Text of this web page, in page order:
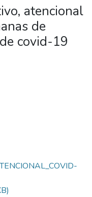
atencional
de
covid-19